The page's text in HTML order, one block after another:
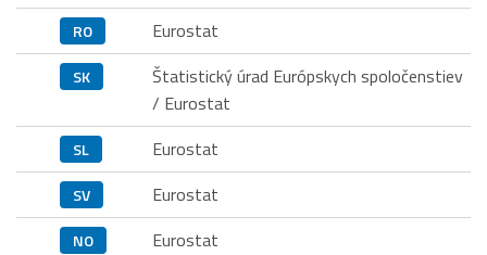
RO Eurostat
SK
Štatistický úrad Európskych spoločenstiev
/ Eurostat
SL Eurostat
SV Eurostat
NO Eurostat